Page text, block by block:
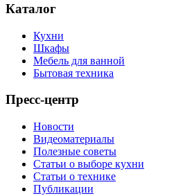
Каталог
Кухни
Шкафы
Мебель для ванной
Бытовая техника
Пресс-центр
Новости
Видеоматериалы
Полезные советы
Статьи о выборе кухни
Статьи о технике
Публикации